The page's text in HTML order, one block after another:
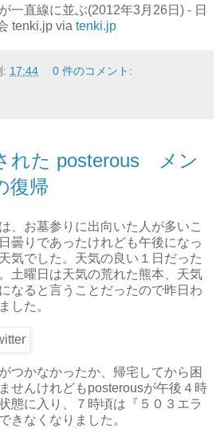
一直線に並ぶ(2012年3月26日) - 日
tenki.jp via tenki.jp
: 17:44 0 件のコメント:
れた posterous メン
復帰
、お墓参りに出向いた人が多いこ
曇りであったけれども午後になっ
気でした。天気の良い１日だった
土曜日は天気の荒れた熊本、天気
なると言うことだったので昨日わ
した。
つかなかったか、帰宅してから困
せんけれどもposterousが午後４時
態に入り、７時頃は『５０３エラ
きなくなりました。